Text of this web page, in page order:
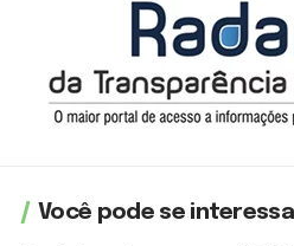
Você pode se